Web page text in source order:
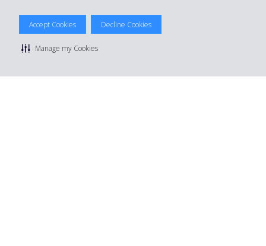
Accept Cookies Decline Cookies
Manage my Cookies
© 2026 The Hertz System, Inc.
Datenschutzrichtlinie | Nutzungsbedingungen
Sitemap Cookies verwalten